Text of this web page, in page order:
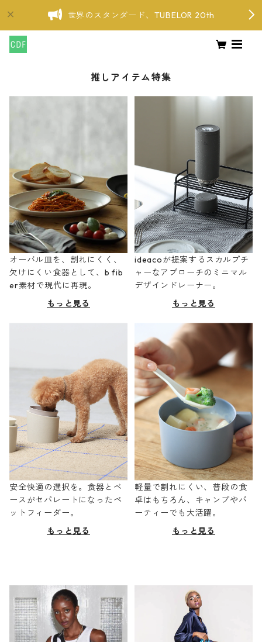
世界のスタンダード、TUBELOR 20th
推しアイテム特集
オーバル皿を、割れにくく、
欠けにくい食器として、b fib
er素材で現代に再現。
もっと見る
ideacoが提案するスカルプチ
ャーなアプローチのミニマル
デザインドレーナー。
もっと見る
安全快適の選択を。食器とベ
ースがセパレートになったペ
ットフィーダー。
もっと見る
軽量で割れにくい、普段の食
卓はもちろん、キャンプやパ
ーティーでも大活躍。
もっと見る